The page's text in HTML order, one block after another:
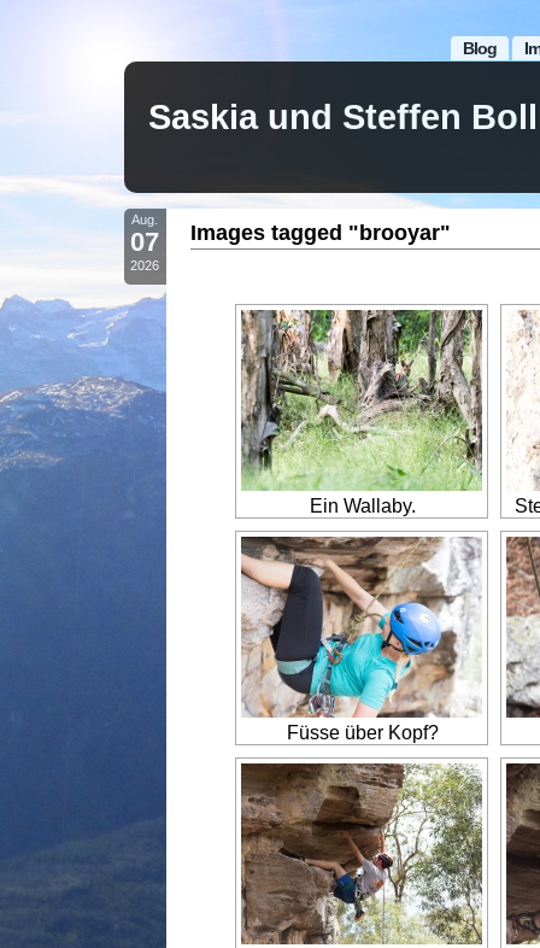
Blog
Saskia und Steffen
Aug.
07
2026
Images tagged "brooyar"
Ein Wallaby.
Füsse über Kopf?